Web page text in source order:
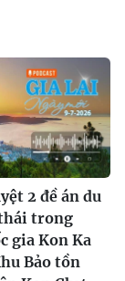
2 đề án du
trong
gia Kon Ka
Bảo tồn